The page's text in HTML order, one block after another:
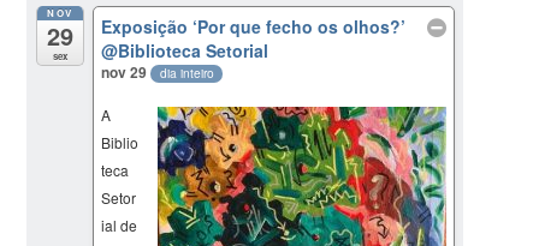
NOV
29
sex
Exposição ‘Por que fecho os olhos?’
@Biblioteca Setorial
nov 29 dia inteiro
A
Biblio
teca
Setor
ial de